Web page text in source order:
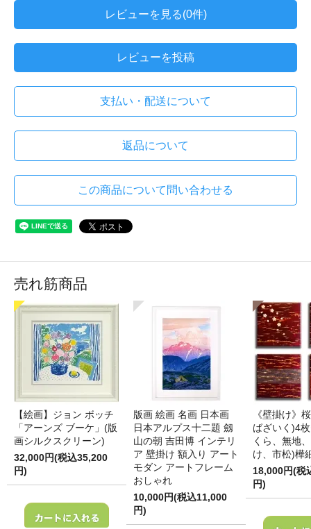
レビューを見る(0件)
レビューを投稿
支払い・配送について
返品について
この商品について問い合わせる
売れ筋商品
【絵画】ジョン ボッチ
「アーンズ ブーケ」(版
画シルクスクリーン)
32,000円(税込35,200
円)
版画 絵画 名画 日本画
日本アルプス十二題 劔
山の朝 吉田博 インテリ
ア 壁掛け 額入り アート
モダン アートフレーム
おしゃれ
10,000円(税込11,000
円)
《壁掛け》
ばざいく)4
くら、無地
け、市松)樺
18,000円(税
円)